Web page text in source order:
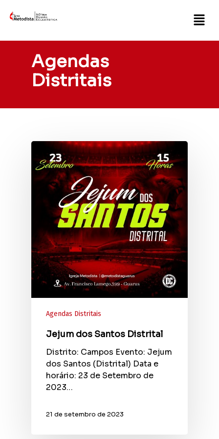
Agendas
Distritais
Agendas Distritais
Jejum dos Santos Distrital
Distrito: Campos Evento: Jejum
dos Santos (Distrital) Data e
horário: 23 de Setembro de
2023…
21 de setembro de 2023